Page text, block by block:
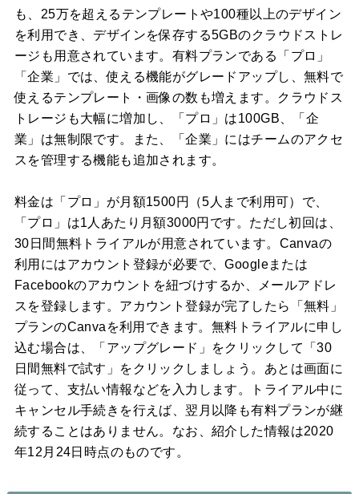
も、25万を超えるテンプレートや100種以上のデザイン
を利用でき、デザインを保存する5GBのクラウドストレ
ージも用意されています。有料プランである「プロ」
「企業」では、使える機能がグレードアップし、無料で
使えるテンプレート・画像の数も増えます。クラウドス
トレージも大幅に増加し、「プロ」は100GB、「企
業」は無制限です。また、「企業」にはチームのアクセ
スを管理する機能も追加されます。
料金は「プロ」が月額1500円（5人まで利用可）で、
「プロ」は1人あたり月額3000円です。ただし初回は、
30日間無料トライアルが用意されています。Canvaの
利用にはアカウント登録が必要で、Googleまたは
Facebookのアカウントを紐づけするか、メールアドレ
スを登録します。アカウント登録が完了したら「無料」
プランのCanvaを利用できます。無料トライアルに申し
込む場合は、「アップグレード」をクリックして「30
日間無料で試す」をクリックしましょう。あとは画面に
従って、支払い情報などを入力します。トライアル中に
キャンセル手続きを行えば、翌月以降も有料プランが継
続することはありません。なお、紹介した情報は2020
年12月24日時点のものです。